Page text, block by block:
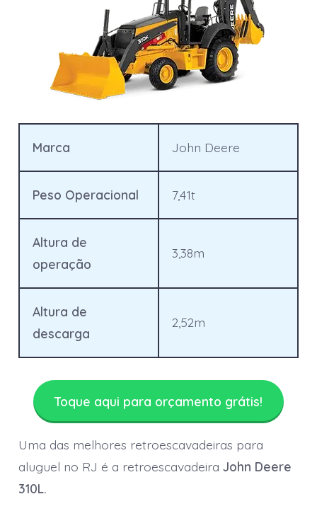
Marca John Deere
Peso Operacional 7,41t
Altura de
operação
3,38m
Altura de
descarga
2,52m
Toque aqui para orçamento grátis!
Uma das melhores retroescavadeiras para
aluguel no RJ é a retroescavadeira John Deere
310L.